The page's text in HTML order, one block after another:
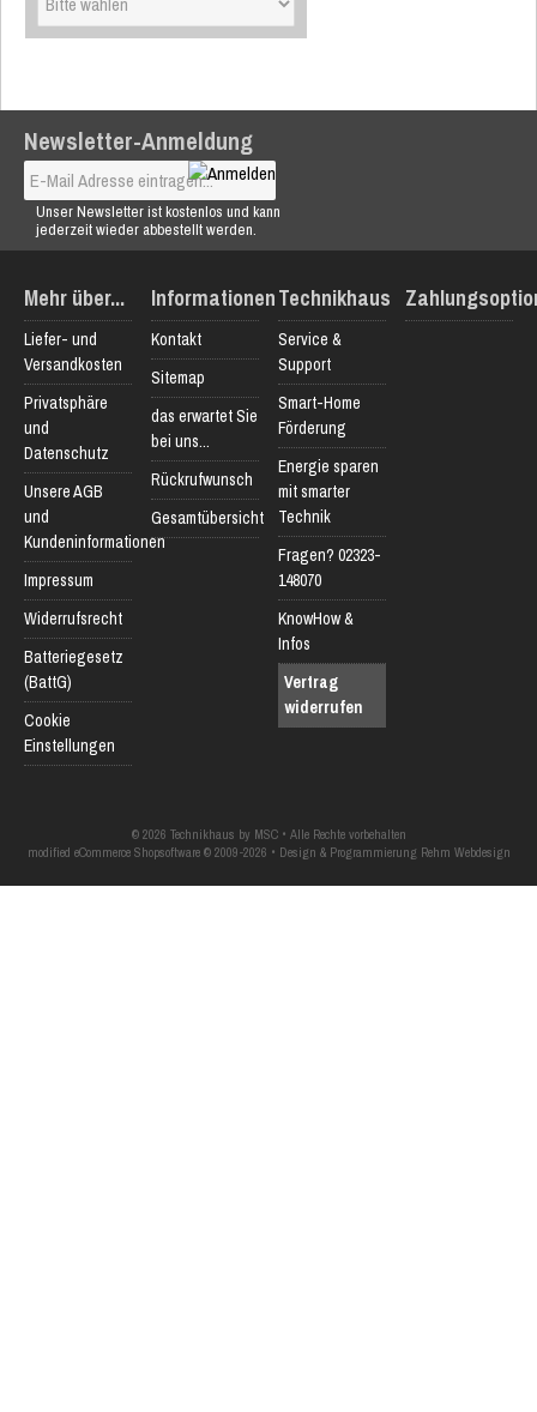
Newsletter-Anmeldung
Unser Newsletter ist kostenlos und kann
jederzeit wieder abbestellt werden.
Mehr über...
Liefer- und
Versandkosten
Privatsphäre
und
Datenschutz
Unsere AGB
und
Kundeninformationen
Impressum
Widerrufsrecht
Batteriegesetz
(BattG)
Cookie
Einstellungen
Informationen
Kontakt
Sitemap
das erwartet Sie
bei uns...
Rückrufwunsch
Gesamtübersicht
Technikhaus
Service &
Support
Smart-Home
Förderung
Energie sparen
mit smarter
Technik
Fragen? 02323-
148070
KnowHow &
Infos
Vertrag
widerrufen
© 2026 Technikhaus by MSC • Alle Rechte vorbehalten
modified eCommerce Shopsoftware © 2009-2026 • Design & Programmierung Rehm Webdesign